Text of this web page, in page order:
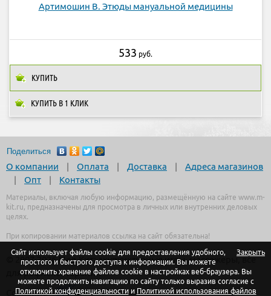
Артимошин В. Этюды мануальной медицины
КУПИТЬ В 1 КЛИК
533 руб.
КУПИТЬ
© 2007-2026 Мед-Кит:акупунктурные иглы, массажеры, все
для рефлексотерапии
Поделиться
Материалы, включая любую информацию, размещённую на сайте www.m-
kit.ru, предназначены для просмотра в личных или внутренних деловых
целях.
При копировании материалов ссылка на сайт обязательна!
Создание –
О компании | Оплата | Доставка |
Адреса магазинов
|
Опт | Контакты
Закрыть
Сайт использует файлы cookie для предоставления удобного,
простого и быстрого доступа к информации. Вы можете
отключить хранение файлов cookie в настройках веб-браузера. Вы
можете продолжить навигацию по сайту только выразив согласие с
Политикой конфиденциальностии Политикой использования файлов